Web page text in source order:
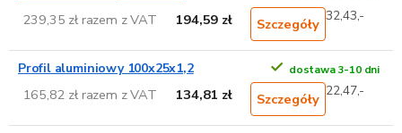
239,35 zł razem z VAT 194,59 zł Szczegóły 32,43,-
Profil aluminiowy 100x25x1,2 dostawa 3-10 dni
165,82 zł razem z VAT 134,81 zł Szczegóły 22,47,-